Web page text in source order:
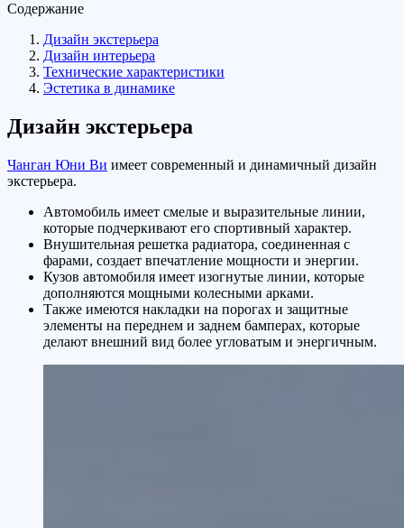
Содержание
Дизайн экстерьера
Дизайн интерьера
Технические характеристики
Эстетика в динамике
Дизайн экстерьера
Чанган Юни Ви имеет современный и динамичный дизайн
экстерьера.
Автомобиль имеет смелые и выразительные линии,
которые подчеркивают его спортивный характер.
Внушительная решетка радиатора, соединенная с
фарами, создает впечатление мощности и энергии.
Кузов автомобиля имеет изогнутые линии, которые
дополняются мощными колесными арками.
Также имеются накладки на порогах и защитные
элементы на переднем и заднем бамперах, которые
делают внешний вид более угловатым и энергичным.